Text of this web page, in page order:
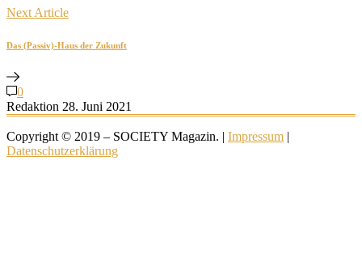
Next Article
Das (Passiv)-Haus der Zukunft
0
Redaktion 28. Juni 2021
Copyright © 2019 – SOCIETY Magazin. | Impressum |
Datenschutzerklärung